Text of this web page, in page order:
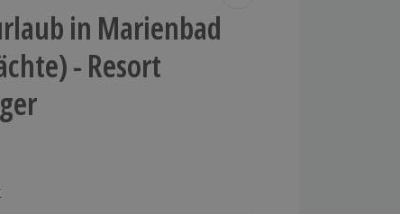
in Marienbad
- Resort